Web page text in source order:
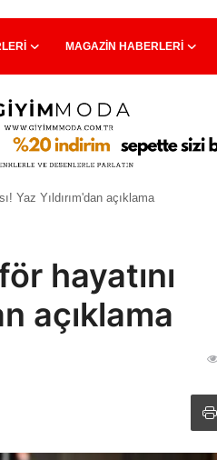
MAGAZIN HABERLERI
Yaz Yıldırım'dan açıklama
hayatını
açıklama